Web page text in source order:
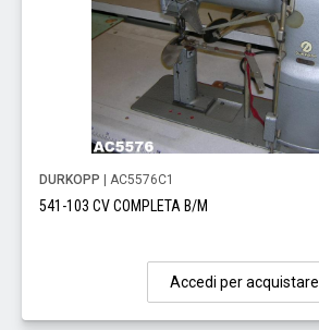
DURKOPP | AC5576C1
541-103 CV COMPLETA B/M
Accedi per acquistare